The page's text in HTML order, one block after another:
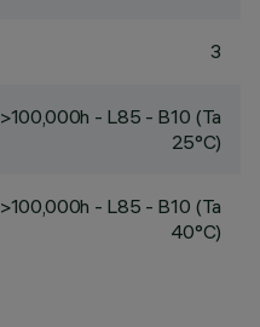
3
>100,000h - L85 - B10 (Ta
25°C)
>100,000h - L85 - B10 (Ta
40°C)